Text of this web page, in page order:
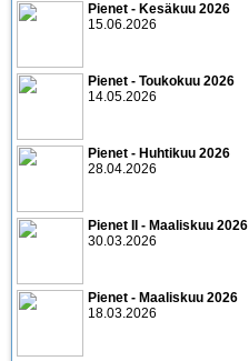
Pienet - Kesäkuu 2026
15.06.2026
Pienet - Toukokuu 2026
14.05.2026
Pienet - Huhtikuu 2026
28.04.2026
Pienet II - Maaliskuu 2026
30.03.2026
Pienet - Maaliskuu 2026
18.03.2026